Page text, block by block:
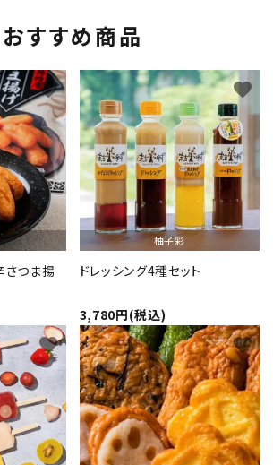
おすすめ商品
さつま揚
favorite
柚子彩
ドレッシング4種セット
3,780円(税込)
favorite
favorite favorite